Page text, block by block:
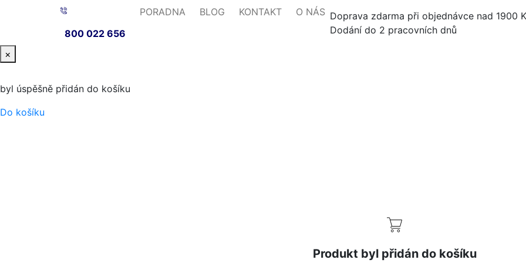
800 022 656
PORADNA BLOG KONTAKT O NÁS Doprava zdarma při objednávce nad 1900
Dodání do 2 pracovních dnů
×
byl úspěšně přidán do košíku
Do košíku
Produkt byl přidán do košíku